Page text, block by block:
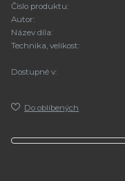
Číslo produktu:
Autor:
Název díla:
Technika, velikost:
Dostupné v:
Do oblíbených